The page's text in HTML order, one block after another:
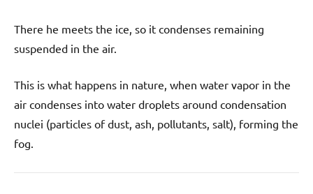
There he meets the ice, so it condenses remaining
suspended in the air.
This is what happens in nature, when water vapor in the
air condenses into water droplets around condensation
nuclei (particles of dust, ash, pollutants, salt), forming the
fog.